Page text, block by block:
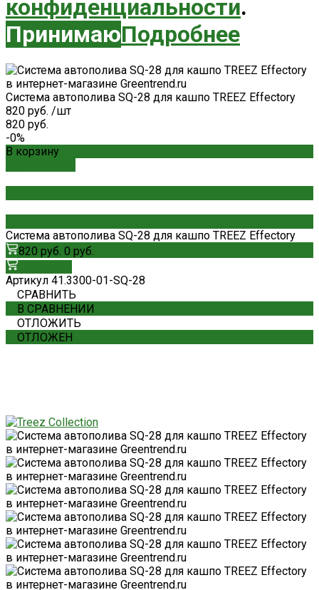
конфиденциальности.
ПринимаюПодробнее
Система автополива SQ-28 для кашпо TREEZ Effectory
820 руб. /шт
820 руб.
-0%
В корзину
Система автополива SQ-28 для кашпо TREEZ Effectory
820 руб. 0 руб.
Артикул 41.3300-01-SQ-28
СРАВНИТЬ
В СРАВНЕНИИ
ОТЛОЖИТЬ
ОТЛОЖЕН